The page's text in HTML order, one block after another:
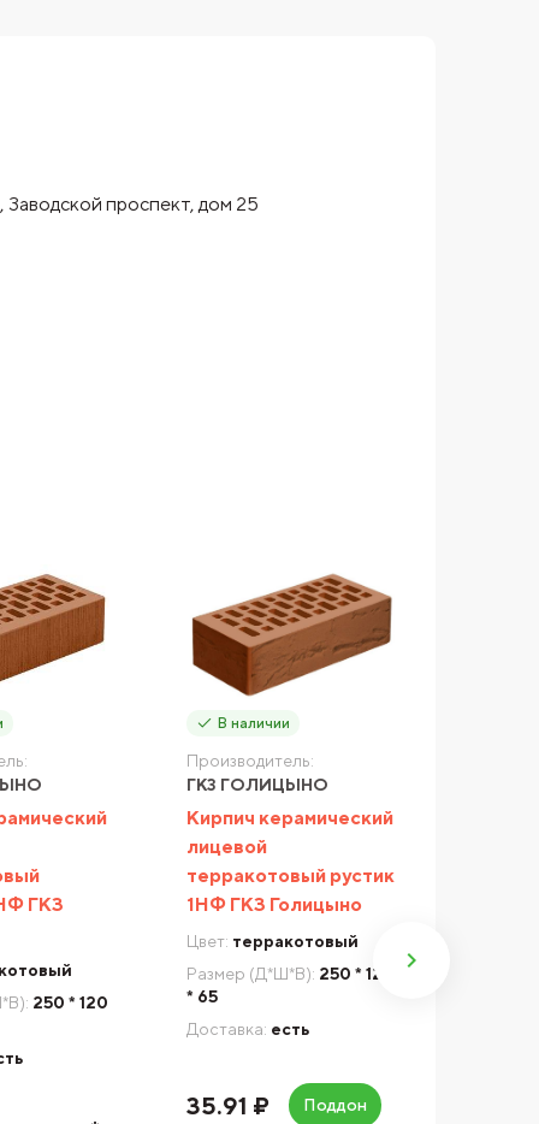
проспект, дом 25
ГКЗ
250 * 120
В наличии
Производитель:
ГКЗ ГОЛИЦЫНО
Кирпич керамический
лицевой
терракотовый рустик
1НФ ГКЗ Голицыно
Цвет: терракотовый
Размер (Д*Ш*В): 250 * 120
* 65
Доставка: есть
35.91 ₽ Поддон